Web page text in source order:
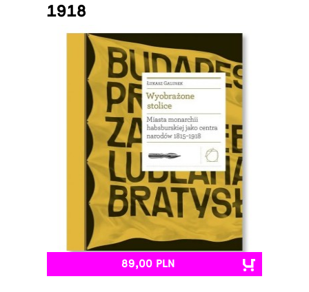
1918
Łukasz Galusek
89,00 PLN